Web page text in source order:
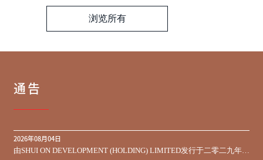
浏览所有
通告
2026年08月04日
由SHUI ON DEVELOPMENT (HOLDING) LIMITED发行于二零二九年到